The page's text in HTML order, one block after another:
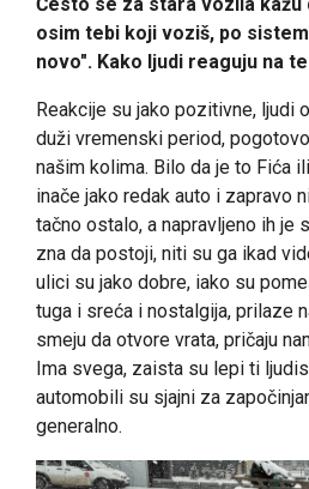
osim tebi koji voziš, po
novo". Kako ljudi reaguju na
Reakcije su jako pozitivne, ljudi
duži vremenski period,
našim kolima. Bilo da je to Fića
inače jako redak auto i zapravo
tačno ostalo, a napravljeno ih je
zna da postoji, niti su ga ikad
ulici su jako dobre, iako su
tuga i sreća i nostalgija, prilaze
smeju da otvore vrata, pričaju
Ima svega, zaista su lepi ti
automobili su sjajni za
generalno.